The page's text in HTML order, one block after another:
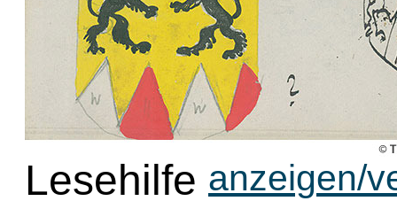
Lesehilfe anzeigen/